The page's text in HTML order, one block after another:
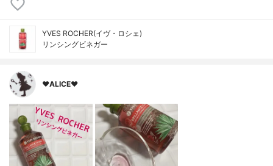
YVES ROCHER(イヴ・ロシェ)
リンシングビネガー
♥ALICE♥